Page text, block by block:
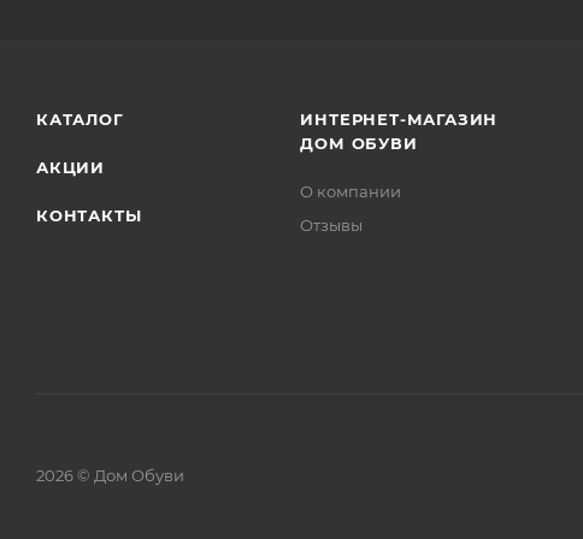
КАТАЛОГ
АКЦИИ
КОНТАКТЫ
ИНТЕРНЕТ-МАГАЗИН
ДОМ ОБУВИ
О компании
Отзывы
2026 © Дом Обуви